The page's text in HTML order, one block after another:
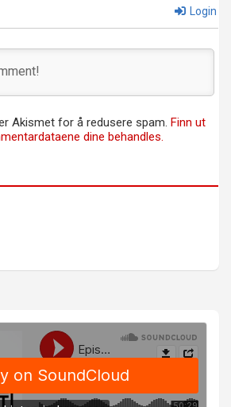
Login
Akismet for å redusere spam. Finn ut
dine behandles.